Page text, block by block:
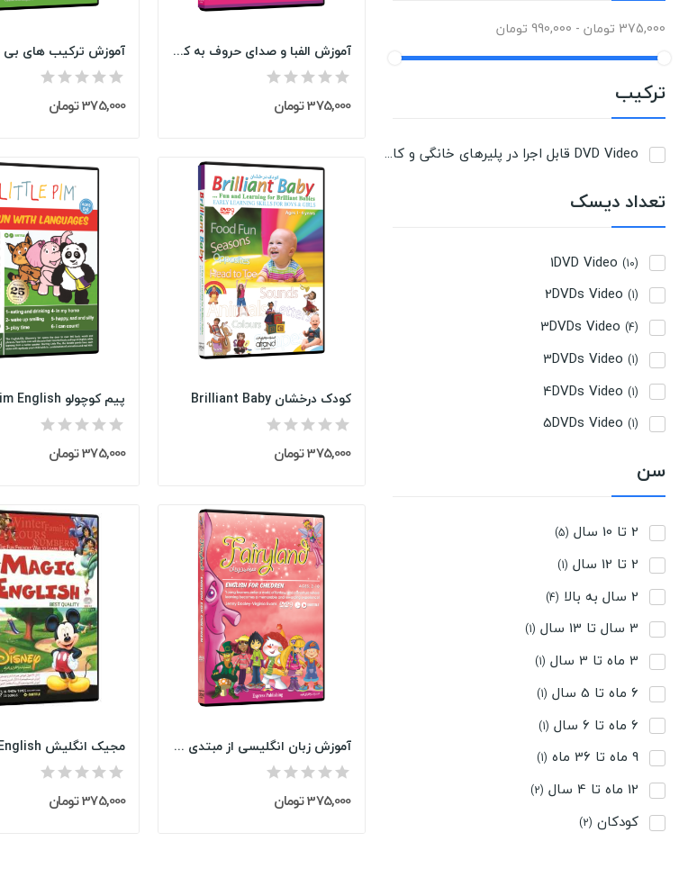
375,000 تومان - 990,000 تومان
ترکیب
DVD Video قابل اجرا در پلیرهای خانگی و کامپیوتر
تعداد دیسک
1DVD Video (10)
2DVDs Video (1)
3DVDs Video (4)
3DVDs Video (1)
4DVDs Video (1)
5DVDs Video (1)
سن
2 تا 10 سال (5)
2 تا 12 سال (1)
2 سال به بالا (4)
3 سال تا 13 سال (1)
3 ماه تا 3 سال (1)
6 ماه تا 5 سال (1)
6 ماه تا 6 سال (1)
9 ماه تا 36 ماه (1)
12 ماه تا 4 سال (2)
کودکان (2)
آموزش الفبا و صدای حروف به کودکان (Alphabet &...
375,000 تومان 375,000 تومان
کودک درخشان Brilliant Baby
375,000 تومان
پیم کوچولو Little Pim English
375,000 تومان
آموزش زبان انگلیسی از مبتدی تا پیشرفته سرزمین...
375,000 تومان
مجیک انگلیش Magic English
375,000 تومان